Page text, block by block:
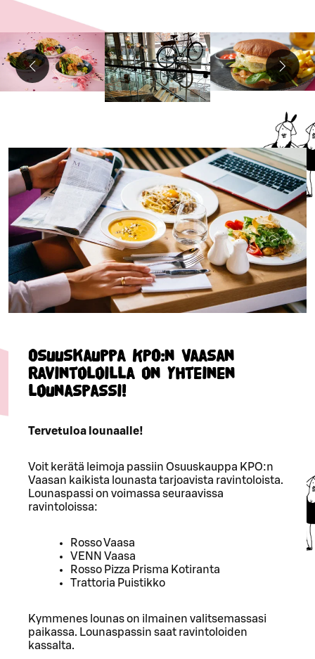
Osuuskauppa KPO:n Vaasan
ravintoloilla on yhteinen
lounaspassi!
Tervetuloa lounaalle!
Voit kerätä leimoja passiin Osuuskauppa KPO:n
Vaasan kaikista lounasta tarjoavista ravintoloista.
Lounaspassi on voimassa seuraavissa
ravintoloissa:
Rosso Vaasa
VENN Vaasa
Rosso Pizza Prisma Kotiranta
Trattoria Puistikko
Kymmenes lounas on ilmainen valitsemassasi
paikassa. Lounaspassin saat ravintoloiden
kassalta.